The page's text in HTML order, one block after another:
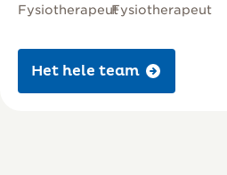
FysiotherapeutFysiotherapeut
Het hele team